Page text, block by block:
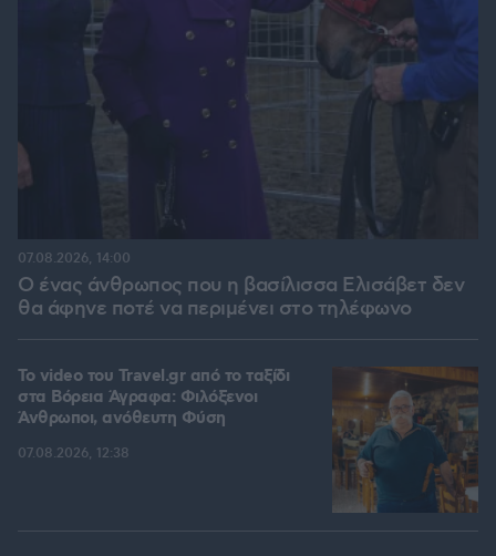
Ο ένας άνθρωπος που η βασίλισσα Ελισάβετ δεν
θα άφηνε ποτέ να περιμένει στο τηλέφωνο
07.08.2026, 14:00
To video του Travel.gr από το ταξίδι
στα Βόρεια Άγραφα: Φιλόξενοι
Άνθρωποι, ανόθευτη Φύση
07.08.2026, 12:38